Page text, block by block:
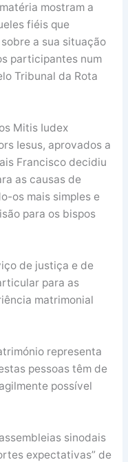
mostram a
fiéis que
a sua situação
participantes num
Tribunal da Rota
Mitis Iudex
Iesus, aprovados a
Francisco decidiu
as causas de
os mais simples e
para os bispos
de justiça e de
para as
matrimonial
representa
pessoas têm de
possível
sinodais
expectativas” de